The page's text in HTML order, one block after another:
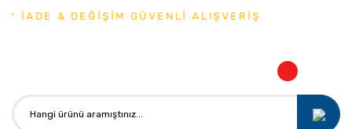
İADE & DEĞİŞİM GÜVENLİ ALIŞVERİŞ